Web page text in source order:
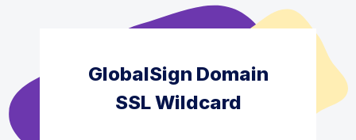
GlobalSign Domain
SSL Wildcard